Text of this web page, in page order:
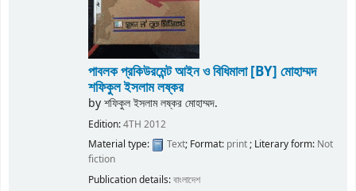
পাবলক প্রকিউরমেন্ট আইন ও বিধিমালা[BY] মোহাম্মদ
শফিকুল ইসলাম লষ্কর
byশফিকুল ইসলাম লষ্কর মোহাম্মদ.
Edition:4TH 2012
Material type:
Text; Format: print; Literary form: Not
fiction
Publication details:বাংলাদেশ